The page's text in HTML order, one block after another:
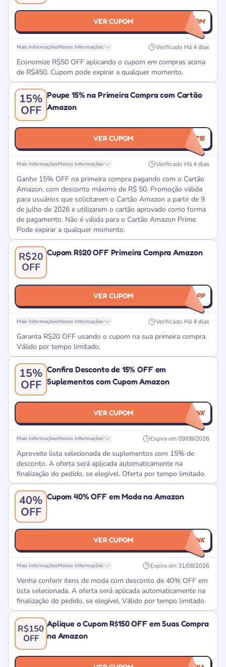
VER CUPOM ALOCUPOM
Mais InformaçõesMenos Informações Verificado Há 4 dias
Economize R$50 OFF aplicando o cupom em compras acima
de R$450. Cupom pode expirar a qualquer momento.
15%
OFF
Poupe 15% na Primeira Compra com Cartão
Amazon
VER CUPOM CARTAOAZ15
Mais InformaçõesMenos Informações Verificado Há 4 dias
Ganhe 15% OFF na primeira compra pagando com o Cartão
Amazon, com desconto máximo de R$ 50. Promoção válida
para usuários que solicitarem o Cartão Amazon a partir de 9
de julho de 2026 e utilizarem o cartão aprovado como forma
de pagamento. Não é válida para o Cartão Amazon Prime.
Pode expirar a qualquer momento.
R$20
OFF
Cupom R$20 OFF Primeira Compra Amazon
VER CUPOM COMPRANOAPP
Mais InformaçõesMenos Informações Verificado Há 4 dias
Garanta R$20 OFF usando o cupom na sua primeira compra.
Válido por tempo limitado.
15%
OFF
Confira Desconto de 15% OFF em
Suplementos com Cupom Amazon
VER CUPOM CUPOMNOLINK
Mais InformaçõesMenos Informações Expira em09/08/2026
Aproveite lista selecionada de suplementos com 15% de
desconto. A oferta será aplicada automaticamente na
finalização do pedido, se elegível. Oferta por tempo limitado.
40%
OFF
Cupom 40% OFF em Moda na Amazon
VER CUPOM CUPOMNOLINK
Mais InformaçõesMenos Informações Expira em31/08/2026
Venha conferir itens de moda com desconto de 40% OFF em
lista selecionada. A oferta será aplicada automaticamente na
finalização do pedido, se elegível. Válido por tempo limitado.
R$150
OFF
Aplique o Cupom R$150 OFF em Suas Compra
na Amazon